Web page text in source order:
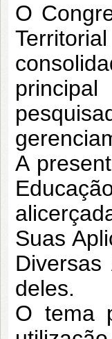
O
A
Suas
deles.
O tema